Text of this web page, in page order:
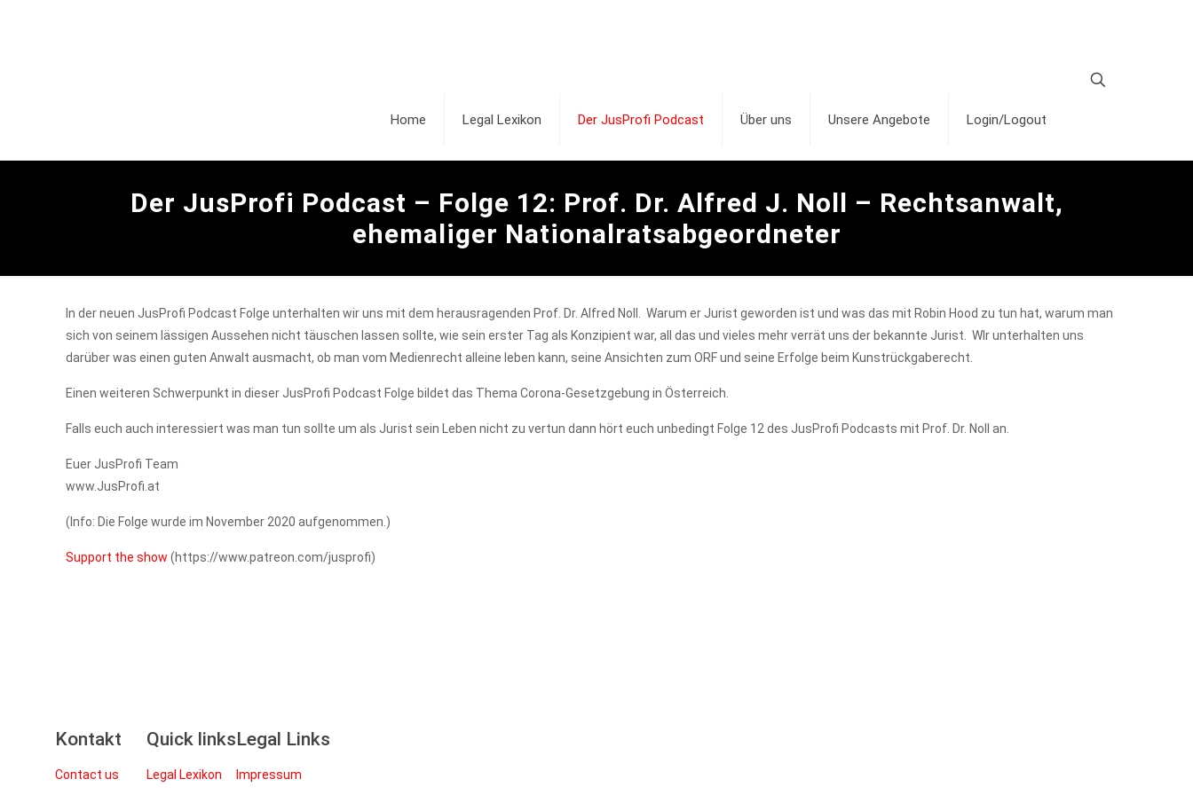
Home Legal Lexikon Der JusProfi Podcast Über uns Unsere Angebote Login/Logout
Der JusProfi Podcast – Folge 12: Prof. Dr. Alfred J. Noll – Rechtsanwalt,
ehemaliger Nationalratsabgeordneter
In der neuen JusProfi Podcast Folge unterhalten wir uns mit dem herausragenden Prof. Dr. Alfred Noll. Warum er Jurist geworden ist und was das mit Robin Hood zu tun hat, warum man
sich von seinem lässigen Aussehen nicht täuschen lassen sollte, wie sein erster Tag als Konzipient war, all das und vieles mehr verrät uns der bekannte Jurist. WIr unterhalten uns
darüber was einen guten Anwalt ausmacht, ob man vom Medienrecht alleine leben kann, seine Ansichten zum ORF und seine Erfolge beim Kunstrückgaberecht.
Einen weiteren Schwerpunkt in dieser JusProfi Podcast Folge bildet das Thema Corona-Gesetzgebung in Österreich.
Falls euch auch interessiert was man tun sollte um als Jurist sein Leben nicht zu vertun dann hört euch unbedingt Folge 12 des JusProfi Podcasts mit Prof. Dr. Noll an.
Euer JusProfi Team
www.JusProfi.at
(Info: Die Folge wurde im November 2020 aufgenommen.)
Support the show (https://www.patreon.com/jusprofi)
Kontakt
Contact us
Quick links
Legal Lexikon
Legal Links
Impressum